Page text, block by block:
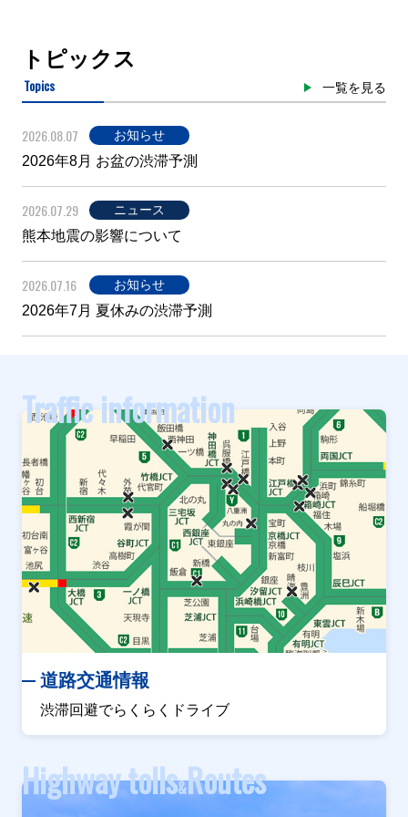
トピックス
Topics 一覧を見る
2026.08.07 お知らせ
2026年8月 お盆の渋滞予測
2026.07.29 ニュース
熊本地震の影響について
2026.07.16 お知らせ
2026年7月 夏休みの渋滞予測
Traffic information
道路交通情報
渋滞回避でらくらくドライブ
Highway tolls&Routes